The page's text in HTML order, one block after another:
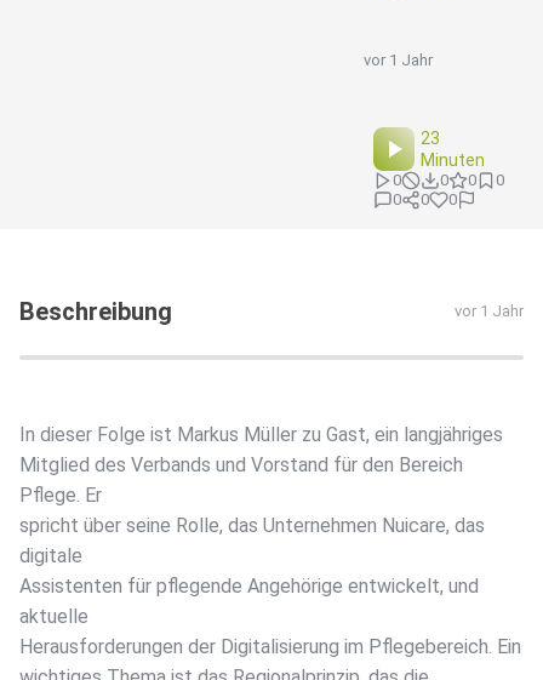
vor 1 Jahr
23
Minuten
0 0 0
0
0
0 0
Beschreibung vor 1 Jahr
In dieser Folge ist Markus Müller zu Gast, ein langjähriges
Mitglied des Verbands und Vorstand für den Bereich
Pflege. Er
spricht über seine Rolle, das Unternehmen Nuicare, das
digitale
Assistenten für pflegende Angehörige entwickelt, und
aktuelle
Herausforderungen der Digitalisierung im Pflegebereich. Ein